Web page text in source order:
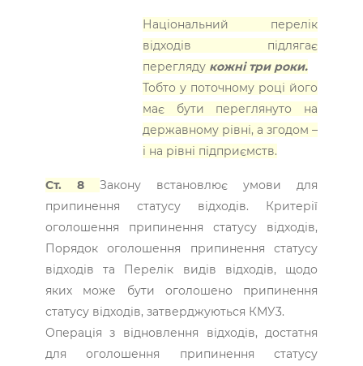
Національний перелік
відходів підлягає
переглядукожні три роки.
Тобто у поточному році його
має бути переглянуто на
державному рівні, а згодом –
і на рівні підприємств.
Ст. 8 Закону встановлює умови для
припинення статусу відходів. Критерії
оголошення припинення статусу відходів,
Порядок оголошення припинення статусу
відходів та Перелік видів відходів, щодо
яких може бути оголошено припинення
статусу відходів, затверджуються КМУ3.
Операція з відновлення відходів, достатня
для оголошення припинення статусу